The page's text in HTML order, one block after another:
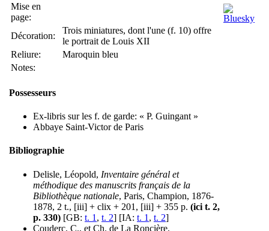
Mise en
page:
Décoration:
Trois miniatures, dont l'une (f. 10) offre
le portrait de Louis XII
Reliure:
Maroquin bleu
Notes:
Possesseurs
Ex-libris sur les f. de garde: « P. Guingant »
Abbaye Saint-Victor de Paris
Bibliographie
Delisle, Léopold, Inventaire général et
méthodique des manuscrits français de la
Bibliothèque nationale, Paris, Champion, 1876-
1878, 2 t., [iii] + clix + 201, [iii] + 355 p. (ici t. 2,
p. 330) [GB: t. 1 , t. 2] [IA: t. 1 , t. 2]
Couderc, C., et Ch. de La Roncière,